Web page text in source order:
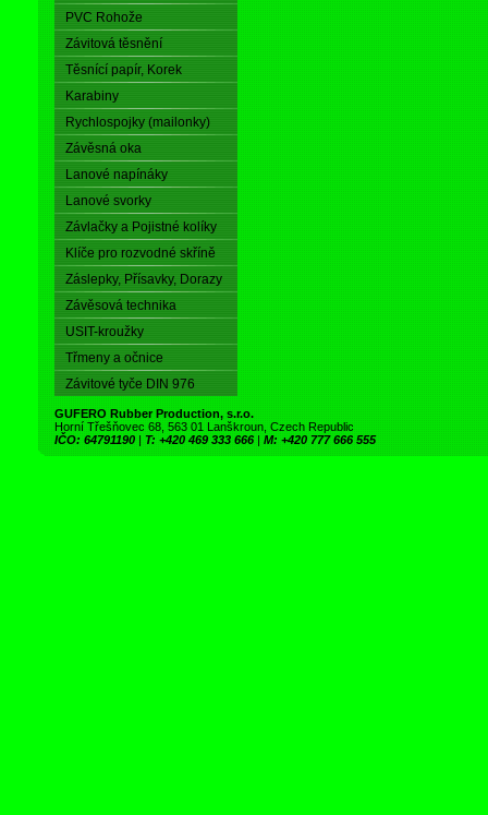
PVC Rohože
Závitová těsnění
Těsnící papír, Korek
Karabiny
Rychlospojky (mailonky)
Závěsná oka
Lanové napínáky
Lanové svorky
Závlačky a Pojistné kolíky
Klíče pro rozvodné skříně
Záslepky, Přísavky, Dorazy
Závěsová technika
USIT-kroužky
Třmeny a očnice
Závitové tyče DIN 976
GUFERO Rubber Production, s.r.o.
Horní Třešňovec 68, 563 01 Lanškroun, Czech Republic
IČO: 64791190 | T: +420 469 333 666 | M: +420 777 666 555